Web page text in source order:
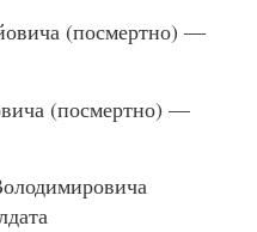
(посмертно) —
(посмертно) —